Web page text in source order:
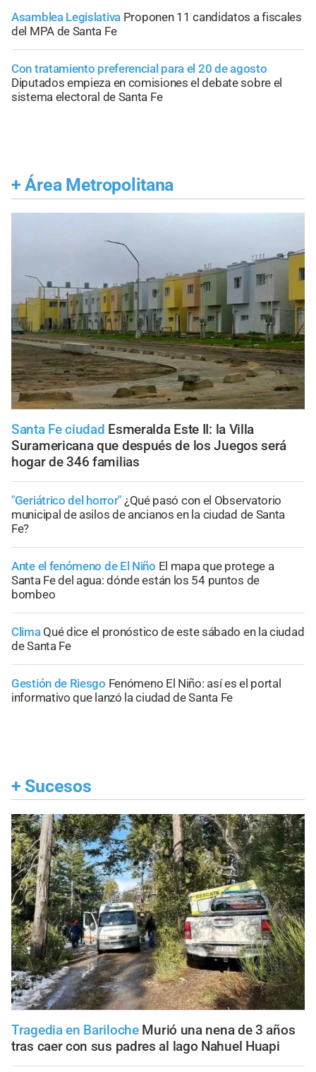
Asamblea Legislativa Proponen 11 candidatos a fiscales
del MPA de Santa Fe
Con tratamiento preferencial para el 20 de agosto
Diputados empieza en comisiones el debate sobre el
sistema electoral de Santa Fe
+ Área Metropolitana
Santa Fe ciudad Esmeralda Este II: la Villa
Suramericana que después de los Juegos será
hogar de 346 familias
"Geriátrico del horror" ¿Qué pasó con el Observatorio
municipal de asilos de ancianos en la ciudad de Santa
Fe?
Ante el fenómeno de El Niño El mapa que protege a
Santa Fe del agua: dónde están los 54 puntos de
bombeo
Clima Qué dice el pronóstico de este sábado en la ciudad
de Santa Fe
Gestión de Riesgo Fenómeno El Niño: así es el portal
informativo que lanzó la ciudad de Santa Fe
+ Sucesos
Tragedia en Bariloche Murió una nena de 3 años
tras caer con sus padres al lago Nahuel Huapi